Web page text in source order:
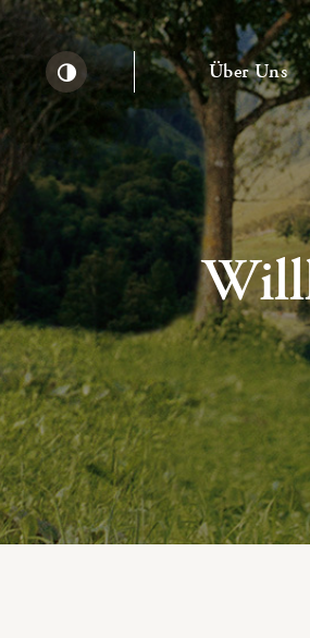
Kontrast erhöhen
Über Uns—